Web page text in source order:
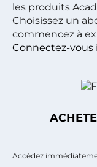
les produits
Choisissez un
commencez à
Connectez-vous
Accédez